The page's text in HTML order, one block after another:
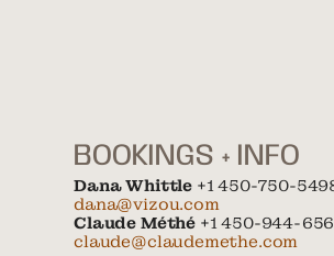
BOOKINGS + INFO
Dana Whittle +1 450-750-
dana@vizou.com
Claude Méthé +1 450-944-
claude@claudemethe.com